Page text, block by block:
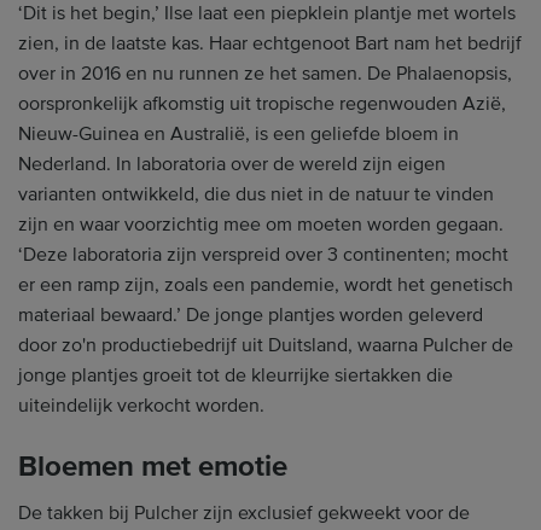
‘Dit is het begin,’ Ilse laat een piepklein plantje met wortels
zien, in de laatste kas. Haar echtgenoot Bart nam het bedrijf
over in 2016 en nu runnen ze het samen. De Phalaenopsis,
oorspronkelijk afkomstig uit tropische regenwouden Azië,
Nieuw-Guinea en Australië, is een geliefde bloem in
Nederland. In laboratoria over de wereld zijn eigen
varianten ontwikkeld, die dus niet in de natuur te vinden
zijn en waar voorzichtig mee om moeten worden gegaan.
‘Deze laboratoria zijn verspreid over 3 continenten; mocht
er een ramp zijn, zoals een pandemie, wordt het genetisch
materiaal bewaard.’ De jonge plantjes worden geleverd
door zo'n productiebedrijf uit Duitsland, waarna Pulcher de
jonge plantjes groeit tot de kleurrijke siertakken die
uiteindelijk verkocht worden.
Bloemen met emotie
De takken bij Pulcher zijn exclusief gekweekt voor de